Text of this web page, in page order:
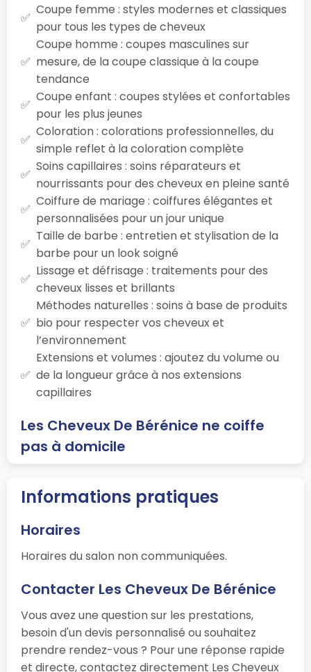
Coupe femme : styles modernes et classiques
pour tous les types de cheveux
Coupe homme : coupes masculines sur
mesure, de la coupe classique à la coupe
tendance
Coupe enfant : coupes stylées et confortables
pour les plus jeunes
Coloration : colorations professionnelles, du
simple reflet à la coloration complète
Soins capillaires : soins réparateurs et
nourrissants pour des cheveux en pleine santé
Coiffure de mariage : coiffures élégantes et
personnalisées pour un jour unique
Taille de barbe : entretien et stylisation de la
barbe pour un look soigné
Lissage et défrisage : traitements pour des
cheveux lisses et brillants
Méthodes naturelles : soins à base de produits
bio pour respecter vos cheveux et
l’environnement
Extensions et volumes : ajoutez du volume ou
de la longueur grâce à nos extensions
capillaires
Les Cheveux De Bérénice ne coiffe
pas à domicile
Informations pratiques
Horaires
Horaires du salon non communiquées.
Contacter Les Cheveux De Bérénice
Vous avez une question sur les prestations,
besoin d'un devis personnalisé ou souhaitez
prendre rendez-vous ? Pour une réponse rapide
et directe, contactez directement Les Cheveux